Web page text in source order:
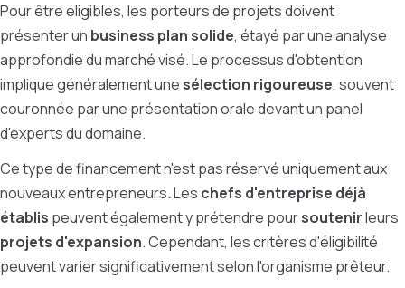
Pour être éligibles, les porteurs de projets doivent
présenter un business plan solide, étayé par une analyse
approfondie du marché visé. Le processus d'obtention
implique généralement une sélection rigoureuse, souvent
couronnée par une présentation orale devant un panel
d'experts du domaine.
Ce type de financement n'est pas réservé uniquement aux
nouveaux entrepreneurs. Les chefs d'entreprise déjà
établis peuvent également y prétendre poursoutenirleurs
projets d'expansion. Cependant, les critères d'éligibilité
peuvent varier significativement selon l'organisme prêteur.